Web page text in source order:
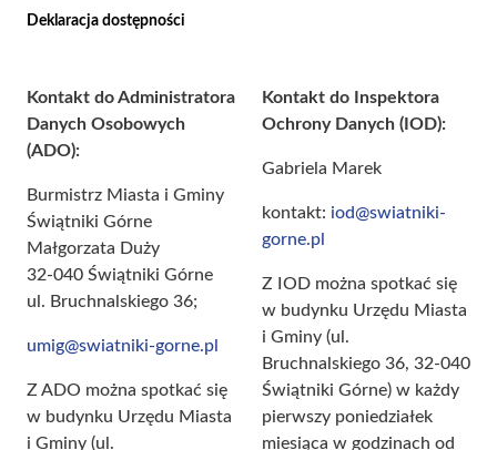
Deklaracja dostępności
Kontakt do Administratora
Danych Osobowych
(ADO):
Burmistrz Miasta i Gminy
Świątniki Górne
Małgorzata Duży
32-040 Świątniki Górne
ul. Bruchnalskiego 36;
umig@swiatniki-gorne.pl
Z ADO można spotkać się
w budynku Urzędu Miasta
i Gminy (ul.
Kontakt do Inspektora
Ochrony Danych (IOD):
Gabriela Marek
kontakt: iod@swiatniki-
gorne.pl
Z IOD można spotkać się
w budynku Urzędu Miasta
i Gminy (ul.
Bruchnalskiego 36, 32-040
Świątniki Górne) w każdy
pierwszy poniedziałek
miesiąca w godzinach od